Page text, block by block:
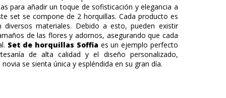
para añadir un toque de sofisticación y elegancia a
set se compone de 2 horquillas. Cada producto es
materiales. Debido a esto, pueden existir
de las flores y adornos, asegurando que cada
Set de horquillas Soffia es un ejemplo perfecto
de alta calidad y el diseño personalizado,
se sienta única y espléndida en su gran día.